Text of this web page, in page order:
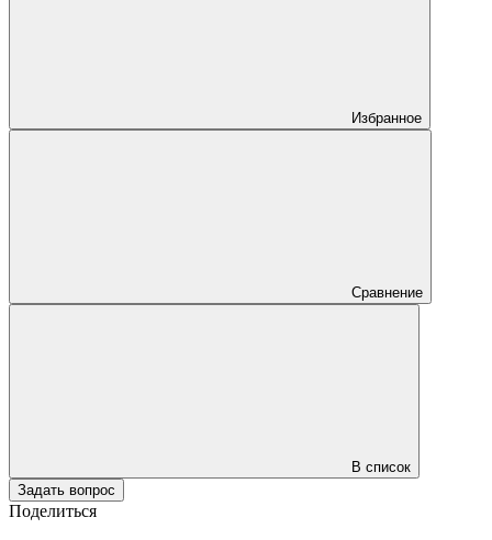
Избранное
Сравнение
В список
Задать вопрос
Поделиться